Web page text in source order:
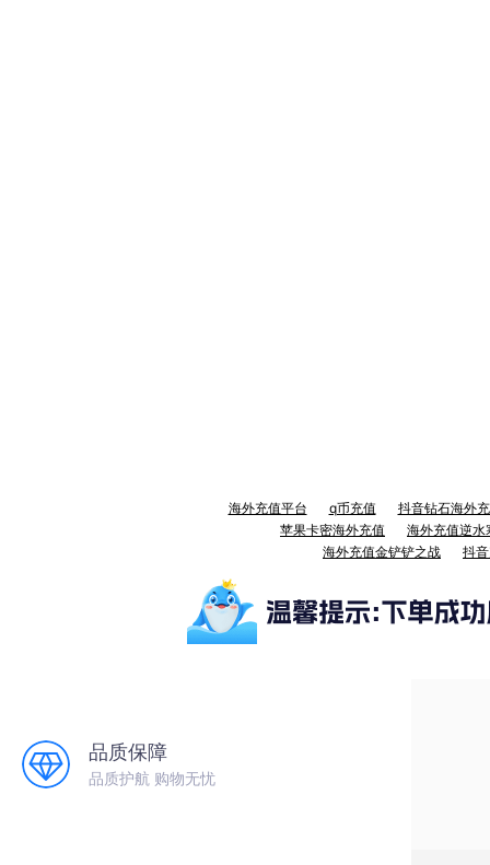
海外充值平台 q币充值
抖音钻石海外
苹果卡密海外充值
海外充值逆水
海外充值金铲铲之战
抖
品质保障
品质护航 购物无忧